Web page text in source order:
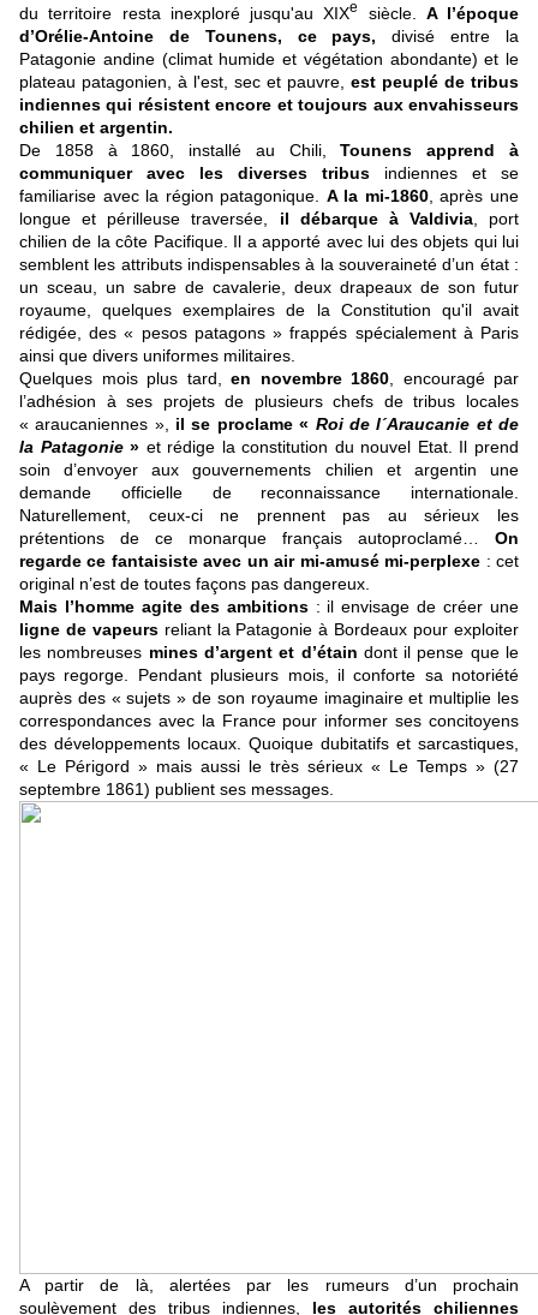
du territoire resta inexploré jusqu'au XIXe siècle. A l’époque
d’Orélie-Antoine de Tounens, ce pays, divisé entre la
Patagonie andine (climat humide et végétation abondante) et le
plateau patagonien, à l'est, sec et pauvre, est peuplé de tribus
indiennes qui résistent encore et toujours aux envahisseurs
chilien et argentin.
De 1858 à 1860, installé au Chili,Tounens apprend à
communiquer avec les diverses tribus indiennes et se
familiarise avec la région patagonique. A la mi-1860, après une
longue et périlleuse traversée, il débarque à Valdivia, port
chilien de la côte Pacifique. Il a apporté avec lui des objets qui lui
semblent les attributs indispensables à la souveraineté d’un état :
un sceau, un sabre de cavalerie, deux drapeaux de son futur
royaume, quelques exemplaires de la Constitution qu'il avait
rédigée, des « pesos patagons » frappés spécialement à Paris
ainsi que divers uniformes militaires.
Quelques mois plus tard, en novembre 1860 , encouragé par
l’adhésion à ses projets de plusieurs chefs de tribus locales
« araucaniennes », il se proclame « Roi de l´Araucanie et de
la Patagonie» et rédige la constitution du nouvel Etat. Il prend
soin d’envoyer aux gouvernements chilien et argentin une
demande officielle de reconnaissance internationale.
Naturellement, ceux-ci ne prennent pas au sérieux les
prétentions de ce monarque français autoproclamé… On
regarde ce fantaisiste avec un air mi-amusé mi-perplexe : cet
original n’est de toutes façons pas dangereux.
Mais l’homme agite des ambitions: il envisage de créer une
ligne de vapeursreliant la Patagonie à Bordeaux pour exploiter
les nombreuses mines d’argent et d’étain dont il pense que le
pays regorge. Pendant plusieurs mois, il conforte sa notoriété
auprès des « sujets » de son royaume imaginaire et multiplie les
correspondances avec la France pour informer ses concitoyens
des développements locaux. Quoique dubitatifs et sarcastiques,
« Le Périgord » mais aussi le très sérieux « Le Temps » (27
septembre 1861) publient ses messages.
A partir de là, alertées par les rumeurs d’un prochain
soulèvement des tribus indiennes, les autorités chiliennes